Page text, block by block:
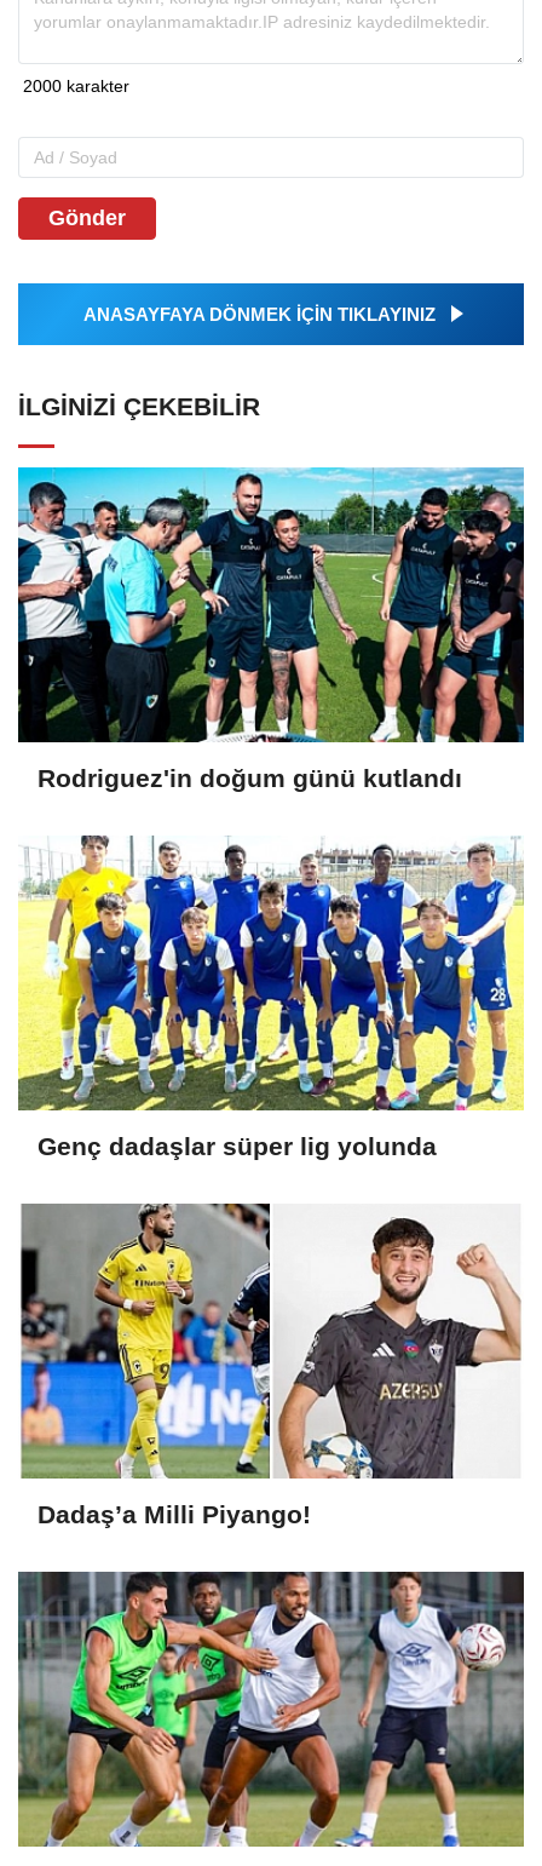
Gönder
ANASAYFAYA DÖNMEK İÇİN TIKLAYINIZ
İLGINIZI ÇEKEBILIR
Rodriguez'in doğum günü kutlandı
Genç dadaşlar süper lig yolunda
Dadaş’a Milli Piyango!